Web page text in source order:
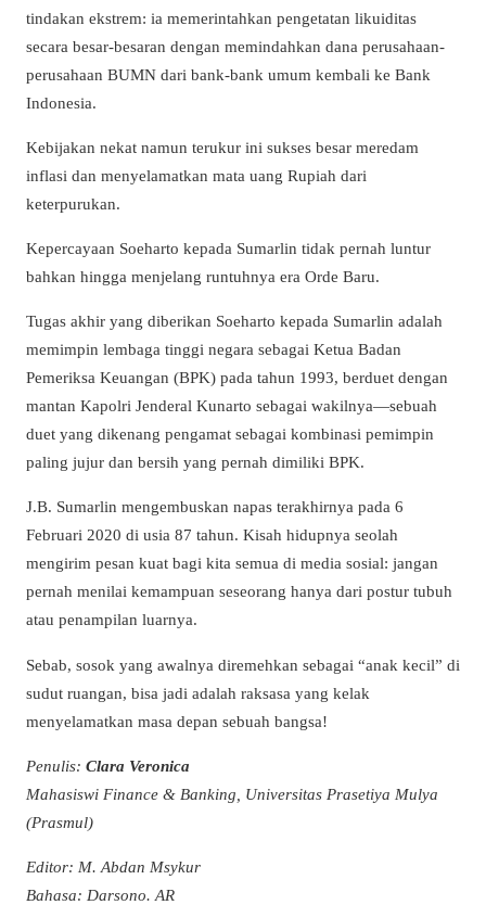
tindakan ekstrem: ia memerintahkan pengetatan likuiditas
secara besar-besaran dengan memindahkan dana perusahaan-
perusahaan BUMN dari bank-bank umum kembali ke Bank
Indonesia.
Kebijakan nekat namun terukur ini sukses besar meredam
inflasi dan menyelamatkan mata uang Rupiah dari
keterpurukan.
Kepercayaan Soeharto kepada Sumarlin tidak pernah luntur
bahkan hingga menjelang runtuhnya era Orde Baru.
Tugas akhir yang diberikan Soeharto kepada Sumarlin adalah
memimpin lembaga tinggi negara sebagai Ketua Badan
Pemeriksa Keuangan (BPK) pada tahun 1993, berduet dengan
mantan Kapolri Jenderal Kunarto sebagai wakilnya—sebuah
duet yang dikenang pengamat sebagai kombinasi pemimpin
paling jujur dan bersih yang pernah dimiliki BPK.
J.B. Sumarlin mengembuskan napas terakhirnya pada 6
Februari 2020 di usia 87 tahun. Kisah hidupnya seolah
mengirim pesan kuat bagi kita semua di media sosial: jangan
pernah menilai kemampuan seseorang hanya dari postur tubuh
atau penampilan luarnya.
Sebab, sosok yang awalnya diremehkan sebagai “anak kecil” di
sudut ruangan, bisa jadi adalah raksasa yang kelak
menyelamatkan masa depan sebuah bangsa!
Penulis: Clara Veronica
Mahasiswi Finance & Banking, Universitas Prasetiya Mulya
(Prasmul)
Editor: M. Abdan Msykur
Bahasa: Darsono. AR